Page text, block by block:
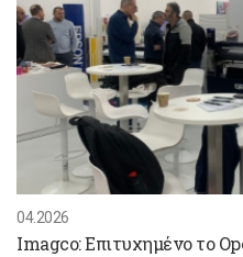
04.2026
Imagco: Επιτυχημένο το